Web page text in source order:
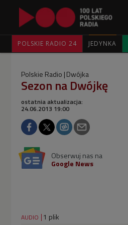
POLSKIE RADIO 24 JEDYNKA
Polskie Radio Dwójka
Sezon na Dwójkę
ostatnia aktualizacja:
24.06.2013 19:00
Obserwuj nas na
Google News
AUDIO 1 plik